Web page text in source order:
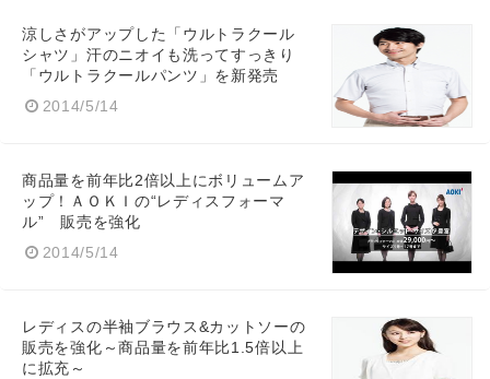
涼しさがアップした「ウルトラクール
シャツ」汗のニオイも洗ってすっきり
「ウルトラクールパンツ」を新発売
2014/5/14
商品量を前年比2倍以上にボリュームア
ップ！ＡＯＫＩの“レディスフォーマ
ル” 販売を強化
2014/5/14
レディスの半袖ブラウス&カットソーの
販売を強化～商品量を前年比1.5倍以上
に拡充～